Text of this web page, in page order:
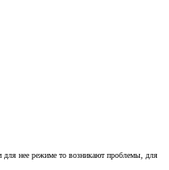
для нее режиме то возникают проблемы, для